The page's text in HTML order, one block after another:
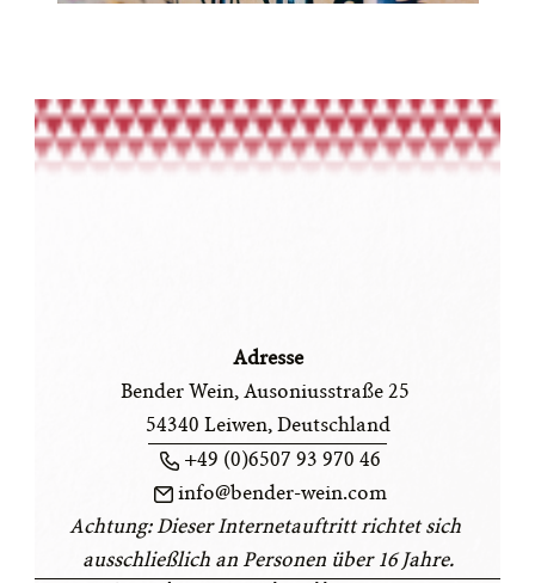
Adresse
Bender Wein, Ausoniusstraße 25
54340 Leiwen, Deutschland
+49 (0)6507 93 970 46
info@bender-wein.com
Achtung: Dieser Internetauftritt richtet sich
ausschließlich an Personen über 16 Jahre.